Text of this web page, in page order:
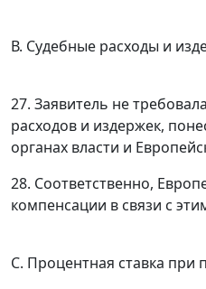
В. Судебные расходы и
27. Заявитель не
расходов и издержек,
органах власти и
28. Соответственно,
компенсации в связи с
С. Процентная ставка при